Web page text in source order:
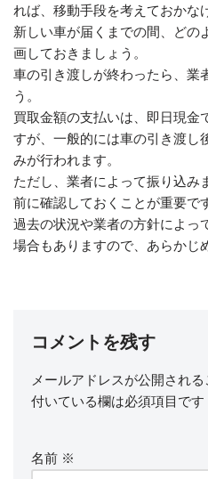
れば、移動手段を考えておかな
新しい車が届くまでの間、どの
画しておきましょう。
車の引き渡しが終わったら、業
う。
買取金額の支払いは、即日現金
すが、一般的には車の引き渡し
みが行われます。
ただし、業者によって振り込み
前に確認しておくことが重要で
過去の状況や業者の方針によっ
場合もありますので、あらかじ
コメントを残す
メールアドレスが公開される
付いている欄は必須項目です
名前 ※